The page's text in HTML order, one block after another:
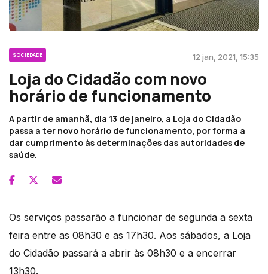
SOCIEDADE 12 jan, 2021, 15:35
Loja do Cidadão com novo
horário de funcionamento
A partir de amanhã, dia 13 de janeiro, a Loja do Cidadão
passa a ter novo horário de funcionamento, por forma a
dar cumprimento às determinações das autoridades de
saúde.
Os serviços passarão a funcionar de segunda a sexta
feira entre as 08h30 e as 17h30. Aos sábados, a Loja
do Cidadão passará a abrir às 08h30 e a encerrar
13h30.